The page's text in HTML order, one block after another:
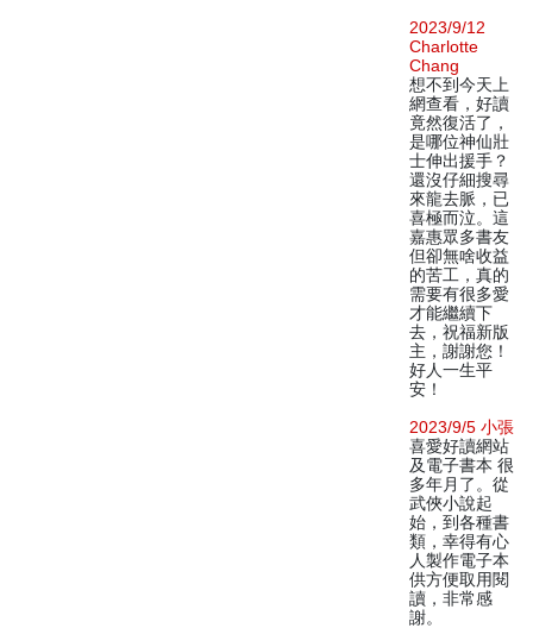
2023/9/12
Charlotte
Chang
想不到今天上
網查看，好讀
竟然復活了，
是哪位神仙壯
士伸出援手？
還沒仔細搜尋
來龍去脈，已
喜極而泣。這
嘉惠眾多書友
但卻無啥收益
的苦工，真的
需要有很多愛
才能繼續下
去，祝福新版
主，謝謝您！
好人一生平
安！
2023/9/5 小張
喜愛好讀網站
及電子書本 很
多年月了。從
武俠小說起
始，到各種書
類，幸得有心
人製作電子本
供方便取用閱
讀，非常感
謝。